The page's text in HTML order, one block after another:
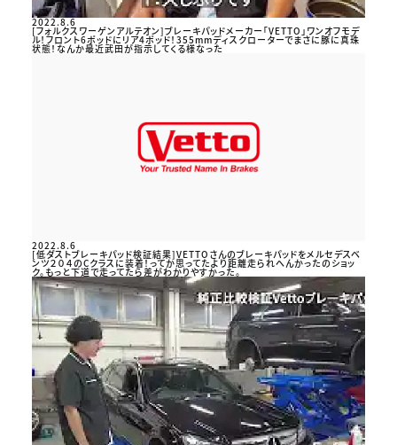
2022.8.6
[フォルクスワーゲンアルテオン]ブレーキパッドメーカー「VETTO」ワンオフモデ
ル！フロント6ポッドにリア4ポッド！355mmディスクローターでまさに豚に真珠
状態！なんか最近武田が指示してくる様なった
2022.8.6
[低ダストブレーキパッド検証結果]VETTOさんのブレーキパッドをメルセデスベ
ンツ２０４のCクラスに装着！ってか思ってたより距離走られへんかったのショッ
ク。もっと下道で走ってたら差がわかりやすかった。